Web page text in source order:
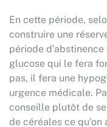
En cette période,
construire une
période
glucose qui le fera
pas, il fera une
urgence médicale.
conseille plutôt de
de céréales ce qu’on